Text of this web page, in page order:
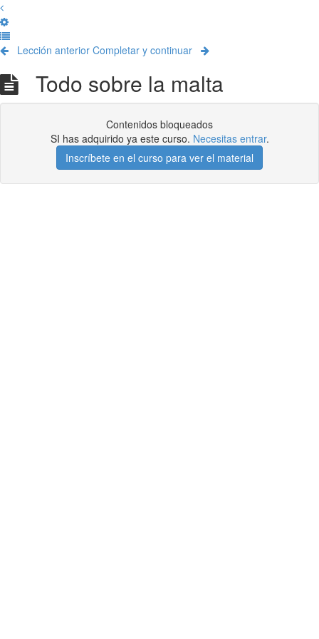
Lección anterior Completar y continuar
Todo sobre la malta
Contenidos bloqueados
SI has adquirido ya este curso. Necesitas entrar.
Inscríbete en el curso para ver el material